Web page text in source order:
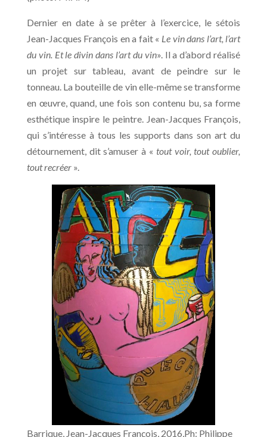
Dernier en date à se prêter à l’exercice, le sétois
Jean-Jacques François en a fait « Le vin dans l’art, l’art
du vin. Et le divin dans l’art du vin». Il a d’abord réalisé
un projet sur tableau, avant de peindre sur le
tonneau. La bouteille de vin elle-même se transforme
en œuvre, quand, une fois son contenu bu, sa forme
esthétique inspire le peintre. Jean-Jacques François,
qui s’intéresse à tous les supports dans son art du
détournement, dit s’amuser à « tout voir, tout oublier,
tout recréer ».
Barrique, Jean-Jacques François, 2016,Ph: Philippe